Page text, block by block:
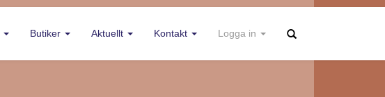
Butiker Aktuellt Kontakt Logga in